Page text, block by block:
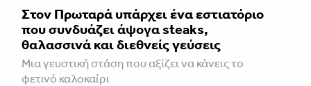
Στον Πρωταρά υπάρχει ένα εστιατόριο
που συνδυάζει άψογα steaks,
θαλασσινά και διεθνείς γεύσεις
Μια γευστική στάση που αξίζει να κάνεις το
φετινό καλοκαίρι